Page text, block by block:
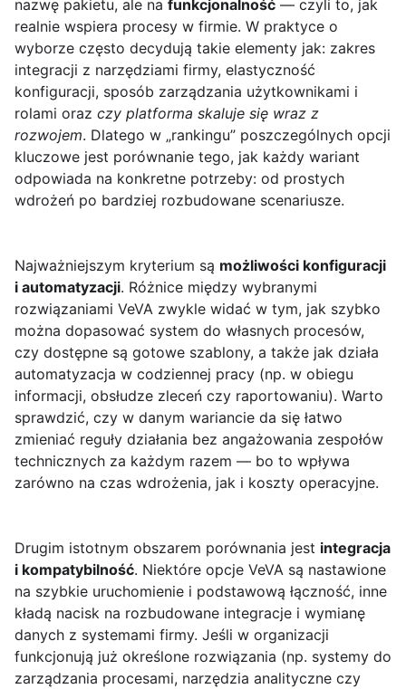
nazwę pakietu, ale na funkcjonalność — czyli to, jak
realnie wspiera procesy w firmie. W praktyce o
wyborze często decydują takie elementy jak: zakres
integracji z narzędziami firmy, elastyczność
konfiguracji, sposób zarządzania użytkownikami i
rolami oraz czy platforma skaluje się wraz z
rozwojem. Dlatego w „rankingu” poszczególnych opcji
kluczowe jest porównanie tego, jak każdy wariant
odpowiada na konkretne potrzeby: od prostych
wdrożeń po bardziej rozbudowane scenariusze.
Najważniejszym kryterium są możliwości konfiguracji
i automatyzacji. Różnice między wybranymi
rozwiązaniami VeVA zwykle widać w tym, jak szybko
można dopasować system do własnych procesów,
czy dostępne są gotowe szablony, a także jak działa
automatyzacja w codziennej pracy (np. w obiegu
informacji, obsłudze zleceń czy raportowaniu). Warto
sprawdzić, czy w danym wariancie da się łatwo
zmieniać reguły działania bez angażowania zespołów
technicznych za każdym razem — bo to wpływa
zarówno na czas wdrożenia, jak i koszty operacyjne.
Drugim istotnym obszarem porównania jest integracja
i kompatybilność. Niektóre opcje VeVA są nastawione
na szybkie uruchomienie i podstawową łączność, inne
kładą nacisk na rozbudowane integracje i wymianę
danych z systemami firmy. Jeśli w organizacji
funkcjonują już określone rozwiązania (np. systemy do
zarządzania procesami, narzędzia analityczne czy